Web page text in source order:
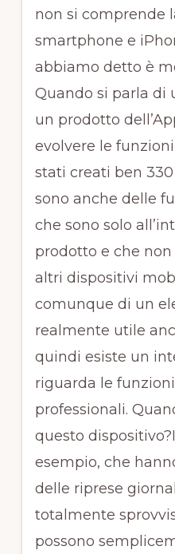
non si comprende
smartphone e
abbiamo detto è
Quando si parla di
un prodotto
evolvere le
stati creati ben
sono anche delle
che sono solo
prodotto e che
altri dispositivi
comunque di un
realmente utile
quindi esiste un
riguarda le
professionali.
questo
esempio, che
delle riprese
totalmente
possono